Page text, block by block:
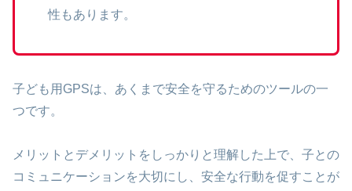
性もあります。
子ども用GPSは、あくまで安全を守るためのツールの一
つです。
メリットとデメリットをしっかりと理解した上で、子との
コミュニケーションを大切にし、安全な行動を促すことが